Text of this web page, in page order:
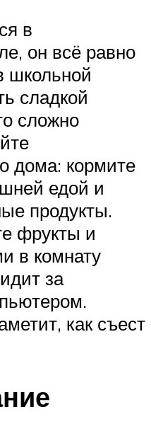
в
он всё равно
школьной
сладкой
сложно
дома: кормите
едой и
продукты.
фрукты и
в комнату
за
как съест